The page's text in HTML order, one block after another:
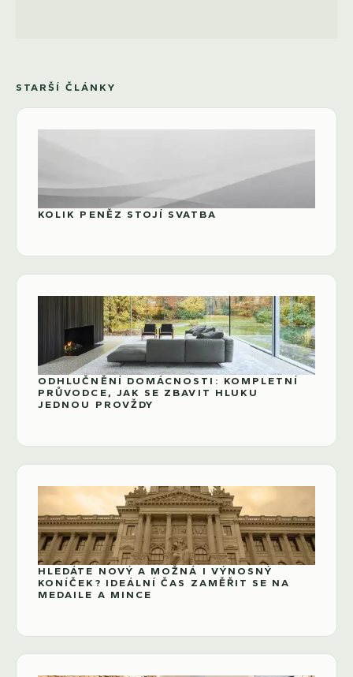
STARŠÍ ČLÁNKY
KOLIK PENĚZ STOJÍ SVATBA
ODHLUČNĚNÍ DOMÁCNOSTI: KOMPLETNÍ
PRŮVODCE, JAK SE ZBAVIT HLUKU
JEDNOU PROVŽDY
HLEDÁTE NOVÝ A MOŽNÁ I VÝNOSNÝ
KONÍČEK? IDEÁLNÍ ČAS ZAMĚŘIT SE NA
MEDAILE A MINCE